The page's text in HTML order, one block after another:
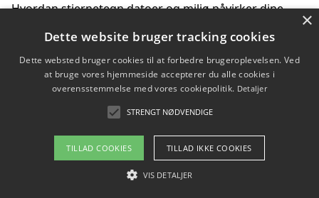
Hvordan stjernetegn datoer og miljø påvirker dine
Bæredygtige gadgets til en grønnere hverdag
Om / kontakt
Blog Betingelser
×
Dette website bruger tracking cookies
Dette websted bruger cookies til at forbedre brugeroplevelsen. Ved
at bruge vores hjemmeside accepterer du alle cookies i
overensstemmelse med vores cookiepolitik. Detaljer
STRENGT NØDVENDIGE
TILLAD COOKIES TILLAD IKKE COOKIES
VIS DETALJER